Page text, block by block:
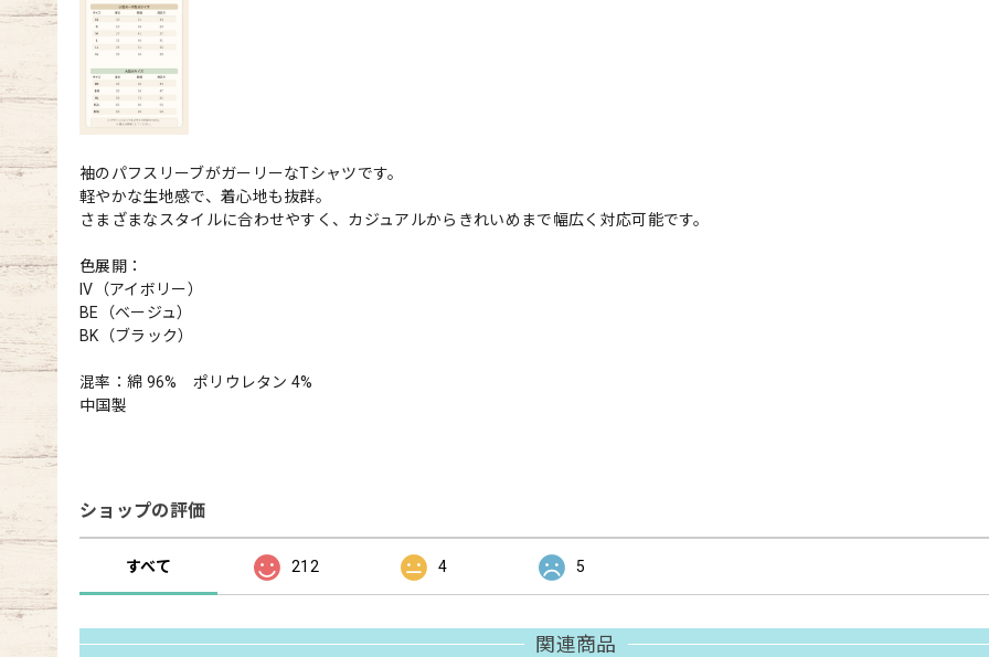
袖のパフスリーブがガーリーなTシャツです。
軽やかな生地感で、着心地も抜群。
さまざまなスタイルに合わせやすく、カジュアルからきれいめまで幅広く対応可能です。
色展開：
IV（アイボリー）
BE（ベージュ）
BK（ブラック）
混率：綿 96% ポリウレタン 4%
中国製
ショップの評価
すべて 212 4 5
関連商品